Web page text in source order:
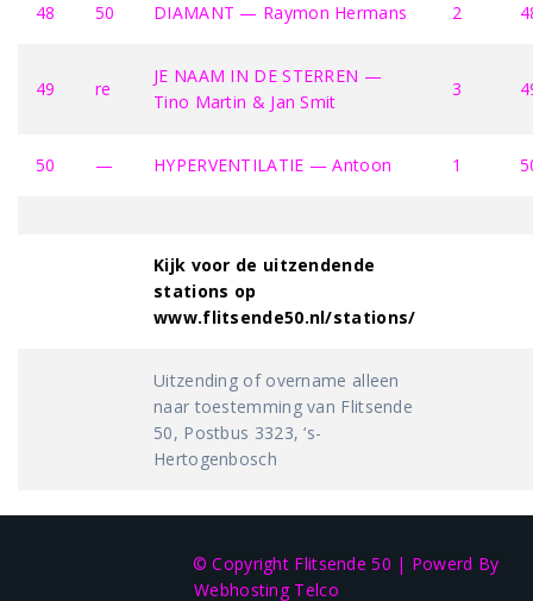
48 50 DIAMANT — Raymon Hermans 2
49 re
JE NAAM IN DE STERREN —
Tino Martin & Jan Smit
3
50 — HYPERVENTILATIE — Antoon 1
Kijk voor de uitzendende
stations op
www.flitsende50.nl/stations/
Uitzending of overname alleen
naar toestemming van Flitsende
50, Postbus 3323, ‘s-
Hertogenbosch
© Copyright Flitsende 50 | Powerd By
Webhosting Telco